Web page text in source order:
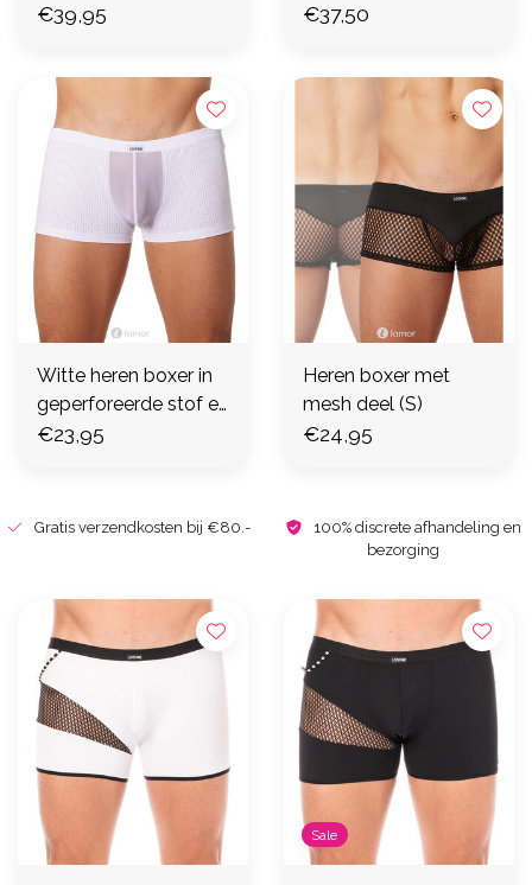
€39,95 €37,50
Witte heren boxer in
geperforeerde stof en
tulle (S)
€23,95
Heren boxer met
mesh deel (S)
€24,95
Gratis verzendkosten bij €80.-
100% discrete afhandeling en
bezorging
Sale